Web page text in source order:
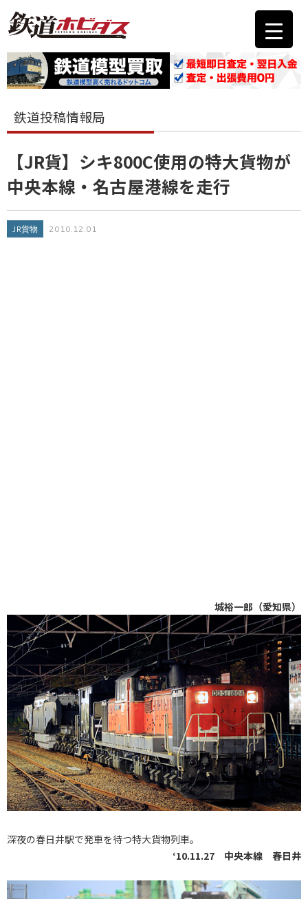
鉄道投稿情報局
【JR貨】シキ800C使用の特大貨物が
中央本線・名古屋港線を走行
JR貨物 2010.12.01
城裕一郎（愛知県）
深夜の春日井駅で発車を待つ特大貨物列車。
‘10.11.27 中央本線 春日井